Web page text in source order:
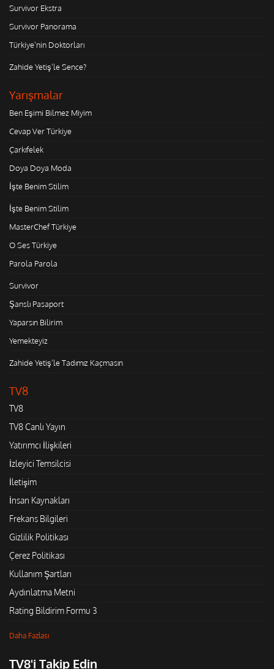
Survivor Ekstra
Survivor Panorama
Türkiye'nin Doktorları
Zahide Yetiş'le Sence?
Yarışmalar
Ben Eşimi Bilmez Miyim
Cevap Ver Türkiye
Çarkıfelek
Doya Doya Moda
İşte Benim Stilim
İşte Benim Stilim
MasterChef Türkiye
O Ses Türkiye
Parola Parola
Survivor
Şanslı Pasaport
Yaparsın Bilirim
Yemekteyiz
Zahide Yetiş'le Tadımız Kaçmasın
TV8
TV8
TV8 Canlı Yayın
Yatırımcı İlişkileri
İzleyici Temsilcisi
İletişim
İnsan Kaynakları
Frekans Bilgileri
Gizlilik Politikası
Çerez Politikası
Kullanım Şartları
Aydınlatma Metni
Rating Bildirim Formu 3
Daha Fazlası
TV8'i Takip Edin